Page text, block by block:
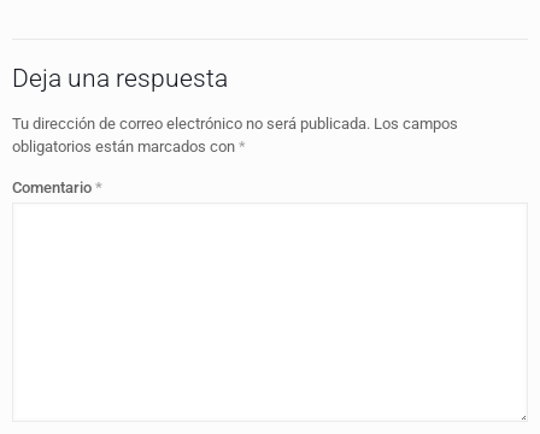
Deja una respuesta
Tu dirección de correo electrónico no será publicada. Los campos
obligatorios están marcados con *
Comentario *